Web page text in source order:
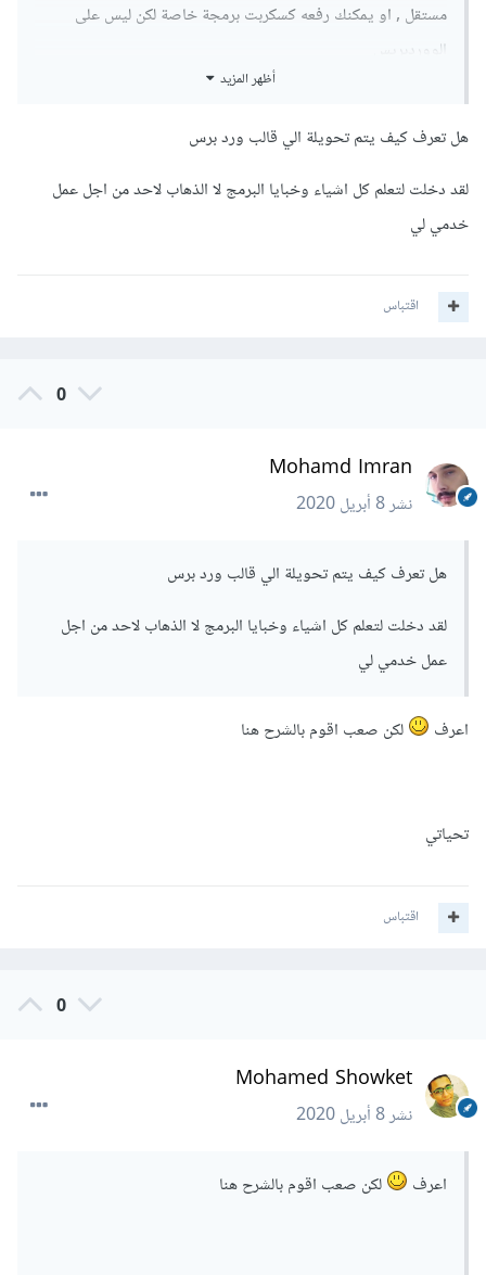
مستقل , او يمكنك رفعه كسكربت برمجة خاصة لكن ليس على
الووردبريس
تحياتي
أظهر المزيد
هل تعرف كيف يتم تحويلة الي قالب ورد برس
لقد دخلت لتعلم كل اشياء وخبايا البرمج لا الذهاب لاحد من اجل عمل
خدمي لي
اقتباس
0
Mohamd Imran
نشر8 أبريل 2020
هل تعرف كيف يتم تحويلة الي قالب ورد برس
لقد دخلت لتعلم كل اشياء وخبايا البرمج لا الذهاب لاحد من اجل
عمل خدمي لي
اعرف لكن صعب اقوم بالشرح هنا
تحياتي
اقتباس
0
Mohamed Showket
نشر8 أبريل 2020
اعرف لكن صعب اقوم بالشرح هنا